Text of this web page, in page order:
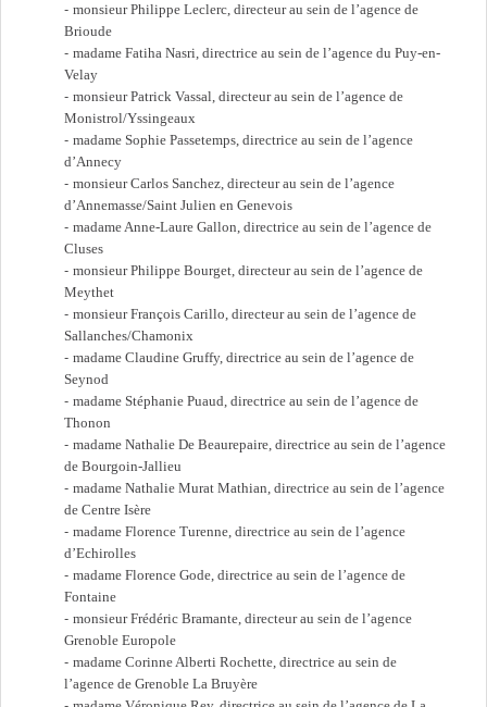
monsieur Philippe Leclerc, directeur au sein de l’agence de
Brioude
madame Fatiha Nasri, directrice au sein de l’agence du Puy-en-
Velay
monsieur Patrick Vassal, directeur au sein de l’agence de
Monistrol/Yssingeaux
madame Sophie Passetemps, directrice au sein de l’agence
d’Annecy
monsieur Carlos Sanchez, directeur au sein de l’agence
d’Annemasse/Saint Julien en Genevois
madame Anne-Laure Gallon, directrice au sein de l’agence de
Cluses
monsieur Philippe Bourget, directeur au sein de l’agence de
Meythet
monsieur François Carillo, directeur au sein de l’agence de
Sallanches/Chamonix
madame Claudine Gruffy, directrice au sein de l’agence de
Seynod
madame Stéphanie Puaud, directrice au sein de l’agence de
Thonon
madame Nathalie De Beaurepaire, directrice au sein de l’agence
de Bourgoin-Jallieu
madame Nathalie Murat Mathian, directrice au sein de l’agence
de Centre Isère
madame Florence Turenne, directrice au sein de l’agence
d’Echirolles
madame Florence Gode, directrice au sein de l’agence de
Fontaine
monsieur Frédéric Bramante, directeur au sein de l’agence
Grenoble Europole
madame Corinne Alberti Rochette, directrice au sein de
l’agence de Grenoble La Bruyère